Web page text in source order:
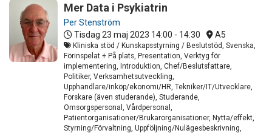
Mer Data i Psykiatrin
Per Stenström
Tisdag 23 maj 2023 14:00 - 14:30 A5
Kliniska stöd / Kunskapsstyrning / Beslutstöd, Svenska,
Förinspelat + På plats, Presentation, Verktyg för
implementering, Introduktion, Chef/Beslutsfattare,
Politiker, Verksamhetsutveckling,
Upphandlare/inköp/ekonomi/HR, Tekniker/IT/Utvecklare,
Forskare (även studerande), Studerande,
Omsorgspersonal, Vårdpersonal,
Patientorganisationer/Brukarorganisationer, Nytta/effekt,
Styrning/Förvaltning, Uppföljning/Nulägesbeskrivning,